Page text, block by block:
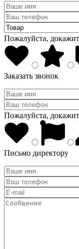
Пожалуйста,
Заказать звонок
Пожалуйста,
Письмо директору